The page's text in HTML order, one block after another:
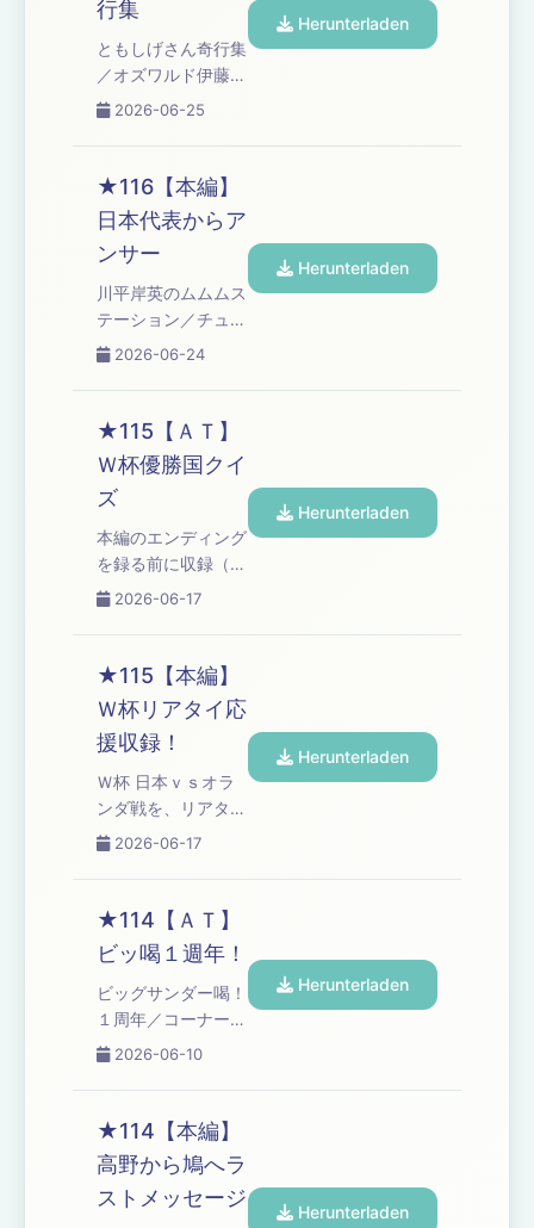
レ漫談』／高野アデ
ィショナルタイム
Learn more about
Visit
podcastchoices.com/adchoices
行集
ともしげさん奇行集
／オズワルド伊藤の
言い訳 Learn more
choices. Visit
podcastchoices.com/adchoices
2026-06-25
Herunterladen
★116【本編】
日本代表からア
ンサー
川平岸英のムムムス
テーション／チュニ
ア戦はどこで観た？
サー／高野園芸／日
本一おもしろい大崎
／コーナー「高野正
成のなんてったって
芸人魂!!」「プレイ
バック・ブタピエ
ロ」／高野アディシ
more about your
ad choices. Visit
2026-06-24
Herunterladen
★115【ＡＴ】
Ｗ杯優勝国クイ
ズ
本編のエンディング
を録る前に収録（オ
ランダ戦後半の途
イズ／SUNDAYブレ
イク／コーナー「オ
ズワルド伊藤の言い
訳」 Learn more
about your ad
choices. Visit
podcastchoices.com/adchoices
2026-06-17
Herunterladen
★115【本編】
Ｗ杯リアタイ応
援収録！
Ｗ杯 日本ｖｓオラ
ンダ戦を、リアタイ
で応援収録！／しか
穴が…／地上波放送
の苦悩／それでも、
バモ日本！／コーナ
ー「高野ブルドッグ
のブチギレ漫談」／
高野アディショナル
タイム Learn more
choices. Visit
podcastchoices.com/adchoices
2026-06-17
Herunterladen
★114【ＡＴ】
ビッ喝１週年！
ビッグサンダー喝！
１周年／コーナー
「オズワルド伊藤の
more about your
ad choices. Visit
podcastchoices.com/adchoices
2026-06-10
Herunterladen
★114【本編】
高野から鳩へラ
ストメッセージ
Herunterladen